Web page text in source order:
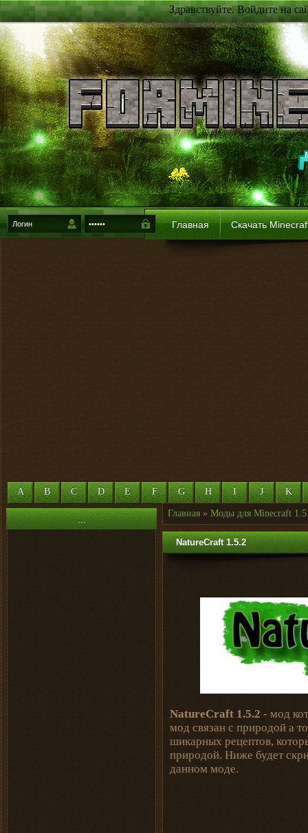
Здравствуйте. Войдите на
Главная Скачать
A B C D E F G H I J K
...
Главная » Моды для Minecraft
NatureCraft 1.5.2
NatureCraft 1.5.2 - мод
мод связан с природой а
шикарных рецептов,
природой. Ниже будет
данном моде.